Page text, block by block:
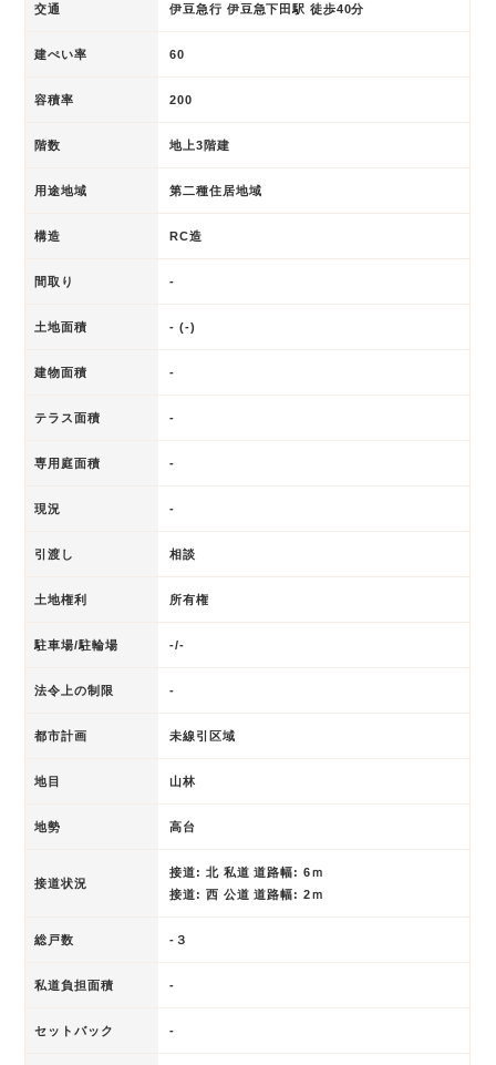
交通 伊豆急行 伊豆急下田駅 徒歩40分
建ぺい率 60
容積率 200
階数 地上3階建
用途地域 第二種住居地域
構造 RC造
間取り -
土地面積 - (-)
建物面積 -
テラス面積 -
専用庭面積 -
現況 -
引渡し 相談
土地権利 所有権
駐車場/駐輪場 -/-
法令上の制限 -
都市計画 未線引区域
地目 山林
地勢 高台
接道状況
接道: 北 私道 道路幅: 6ｍ
接道: 西 公道 道路幅: 2ｍ
総戸数 -３
私道負担面積 -
セットバック -